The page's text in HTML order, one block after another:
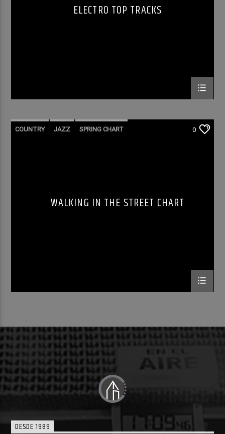
ELECTRO TOP TRACKS
COUNTRY JAZZ SPRING CHART 0
WALKING IN THE STREET CHART
DESDE 1989